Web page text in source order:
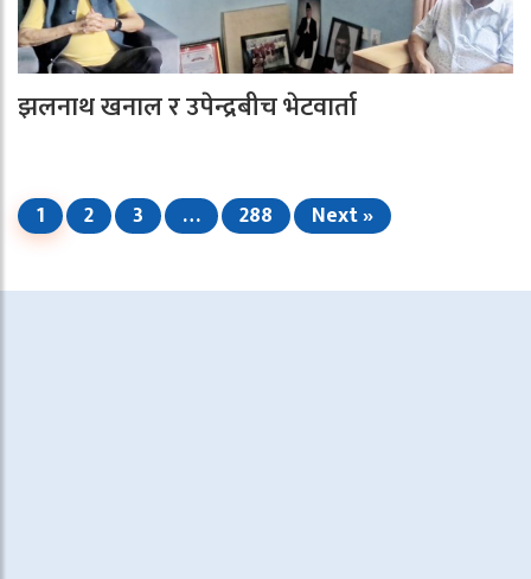
झलनाथ खनाल र उपेन्द्रबीच भेटवार्ता
1 2 3 … 288 Next »